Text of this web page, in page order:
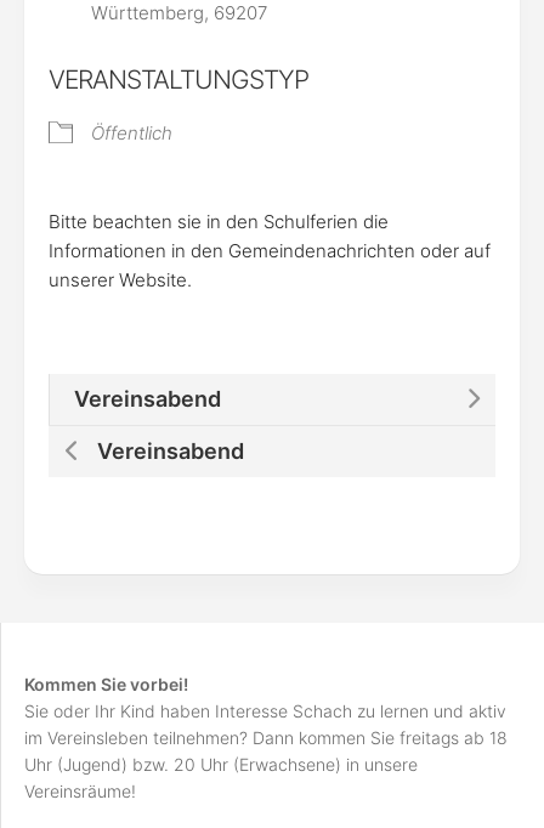
Württemberg, 69207
VERANSTALTUNGSTYP
Öffentlich
Bitte beachten sie in den Schulferien die
Informationen in den Gemeindenachrichten oder auf
unserer Website.
Vereinsabend
Vereinsabend
Kommen Sie vorbei!
Sie oder Ihr Kind haben Interesse Schach zu lernen und aktiv
im Vereinsleben teilnehmen? Dann kommen Sie freitags ab 18
Uhr (Jugend) bzw. 20 Uhr (Erwachsene) in unsere
Vereinsräume!